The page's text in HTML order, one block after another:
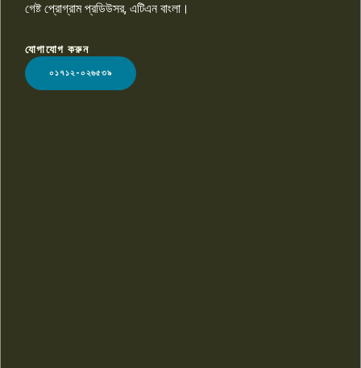
LOGO
গেষ্ট প্রোগ্রাম প্রডিউসর, এটিএন বাংলা।
যোগাযোগ করুন
০১৭১২-০২৬৫৩৯